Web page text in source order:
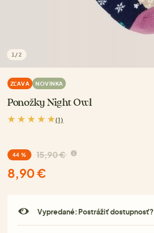
1 /2
ZĽAVA NOVINKA
Ponožky Night Owl
(1)
44 % 15,90 €
8,90 €
Vypredané: Postrážiť dostupnosť?